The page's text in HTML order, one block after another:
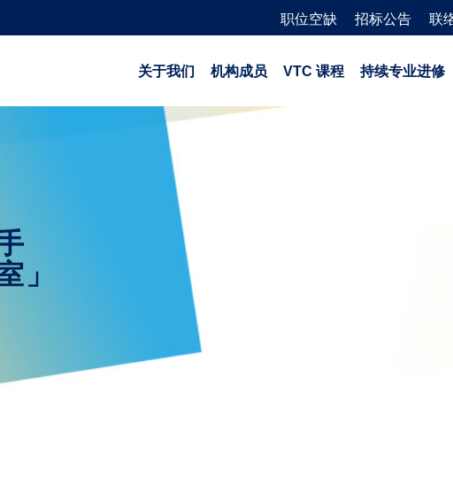
职位空缺 招标公告 联
关于我们 机构成员 VTC 课程 持续专业进修
」